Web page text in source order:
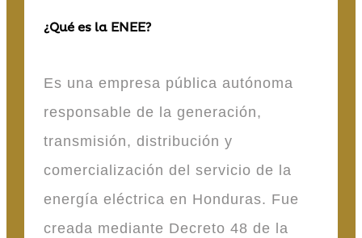
¿Qué es la ENEE?
Es una empresa pública autónoma
responsable de la generación,
transmisión, distribución y
comercialización del servicio de la
energía eléctrica en Honduras. Fue
creada mediante Decreto 48 de la